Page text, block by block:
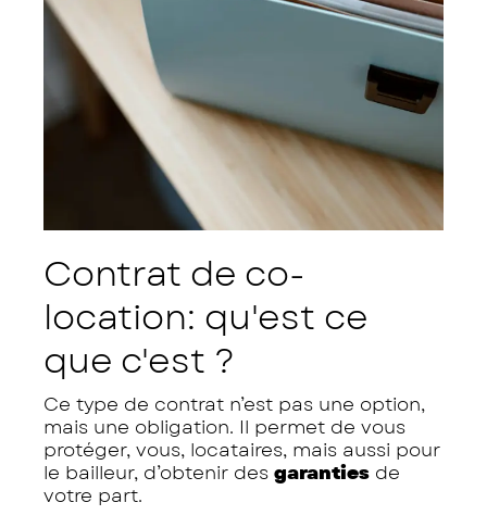
Contrat de co-
location: qu'est ce
que c'est ?
Ce type de contrat n’est pas une option,
mais une obligation. Il permet de vous
protéger, vous, locataires, mais aussi pour
le bailleur, d’obtenir des garanties de
votre part.